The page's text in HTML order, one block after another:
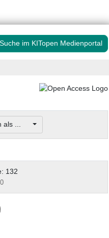
Suche im KITopen Medienportal
als ...
132